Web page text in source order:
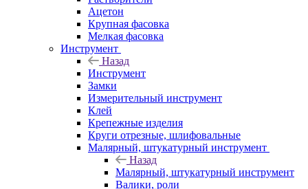
Ацетон
Крупная фасовка
Мелкая фасовка
Инструмент
Назад
Инструмент
Замки
Измерительный инструмент
Клей
Крепежные изделия
Круги отрезные, шлифовальные
Малярный, штукатурный инструмент
Назад
Малярный, штукатурный инструмент
Валики, роли